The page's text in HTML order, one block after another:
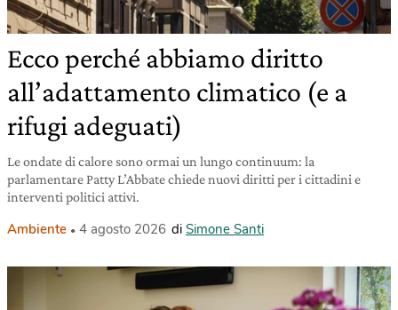
Ecco perché abbiamo diritto
all’adattamento climatico (e a
rifugi adeguati)
Le ondate di calore sono ormai un lungo continuum: la
parlamentare Patty L’Abbate chiede nuovi diritti per i cittadini e
interventi politici attivi.
Ambiente 4 agosto 2026 di Simone Santi